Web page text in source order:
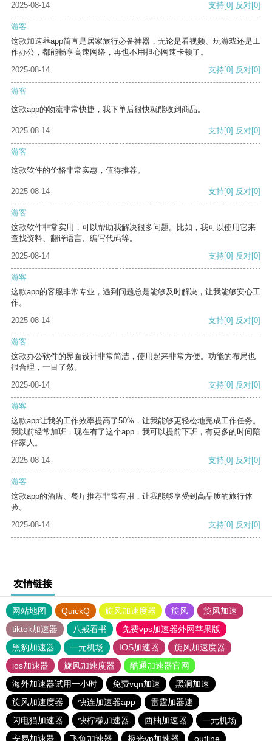
2025-08-14
支持[0] 反对[0]
游客
这款加速器app简直是居家旅行必备神器，无论是看视频、玩游戏还是工
作办公，都能畅享高速网络，再也不用担心网速卡顿了。
2025-08-14
支持[0] 反对[0]
游客
这款app的物流非常快捷，我下单后很快就能收到商品。
2025-08-14 支持[0] 反对[0]
游客
这款软件的价格非常实惠，值得推荐。
2025-08-14 支持[0] 反对[0]
游客
这款软件非常实用，可以帮助我解决很多问题。比如，我可以使用它来
查找资料、翻译语言、编写代码等。
2025-08-14
支持[0] 反对[0]
游客
这款app的客服非常专业，遇到问题总是能够及时解决，让我能够安心工
作。
2025-08-14
支持[0] 反对[0]
游客
这款办公软件的界面设计非常简洁，使用起来非常方便。功能的布局也
很合理，一目了然。
2025-08-14
支持[0] 反对[0]
游客
这款app让我的工作效率提高了50%，让我能够更轻松地完成工作任务。
我以前经常加班，现在有了这个app，我可以提前下班，有更多的时间陪
伴家人。
2025-08-14
支持[0] 反对[0]
游客
这款app的酒店、餐厅推荐非常有用，让我能够享受到高品质的旅行体
验。
2025-08-14
支持[0] 反对[0]
友情链接
网站地图 QuickQ 旋风加速度器 旋风
旋风加速
tiktok加速器
八戒看书
免费vps加速器外网苹果版
黑豹加速器
一元机场 IOS加速器
旋风加速度器
ios加速器
旋风加速度器
酷通加速器官网
海外加速器试用一小时
免费vqn加速
黑洞加速
旋风加速度器
快连加速器app
雷霆加器速
闪电猫加速器
快柠檬加速器 西柚加速器
一元机场
安易加速器
飞鱼加速器 极光vp加速器 outline